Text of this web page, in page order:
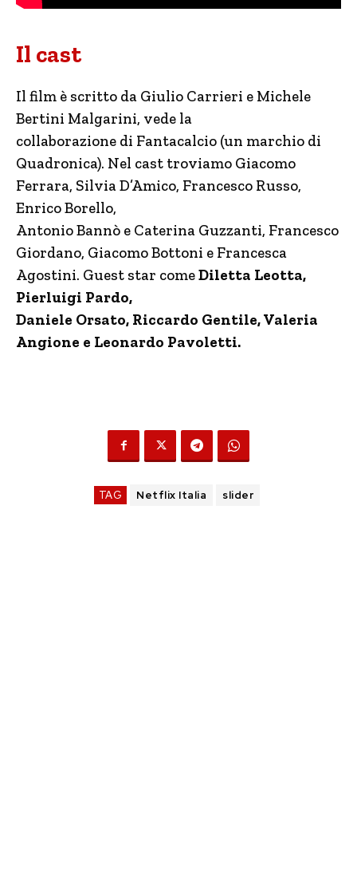
Il cast
Il film è scritto da Giulio Carrieri e Michele
Bertini Malgarini, vede la
collaborazione di Fantacalcio (un marchio di
Quadronica). Nel cast troviamo Giacomo
Ferrara, Silvia D’Amico, Francesco Russo,
Enrico Borello,
Antonio Bannò e Caterina Guzzanti, Francesco
Giordano, Giacomo Bottoni e Francesca
Agostini. Guest star comeDiletta Leotta,
Pierluigi Pardo,
Daniele Orsato, Riccardo Gentile, Valeria
Angione e Leonardo Pavoletti.
TAG Netflix Italia slider